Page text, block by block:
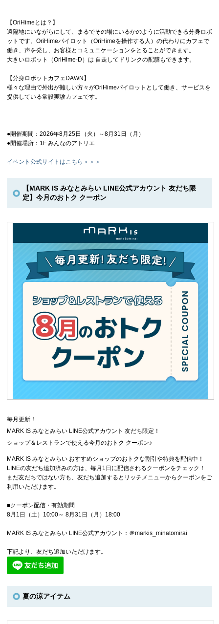
【OriHimeとは？】
遠隔地にいながらにして、まるでその場にいるかのように活動できる分身ロボ
ットです。OriHimeパイロット（OriHimeを操作する人）の代わりにカフェで
働き、声を発し、お客様とコミュニケーションをとることができます。
大きいロボット（OriHime-D）は 自走してドリンクの配膳もできます。
【分身ロボットカフェDAWN】
様々な理由で外出が難しい方々がOriHimeパイロットとして働き、サービスを
提供している常設実験カフェです。
●開催期間：2026年8月25日（火）～8月31日（月）
●開催場所：1F みんなのアトリエ
イベント公式サイトはこちら＞＞＞
【MARK IS みなとみらい LINE公式アカウント 友だち限
定】今月のおトク クーポン
毎月更新！
MARK IS みなとみらい LINE公式アカウント 友だち限定！
ショップ＆レストランで使える今月のおトク クーポン♪
MARK IS みなとみらい おすすめショップのおトクな割引や特典を配信中！
LINEの友だち追加済みの方は、毎月1日に配信されるクーポンをチェック！
まだ友だちではない方も、友だち追加するとリッチメニューからクーポンをご
利用いただけます。
■クーポン配信・有効期間
8月1日（土）10:00～ 8月31日（月）18:00
MARK IS みなとみらい LINE公式アカウント：＠markis_minatomirai
下記より、友だち追加いただけます。
夏の涼アイテム